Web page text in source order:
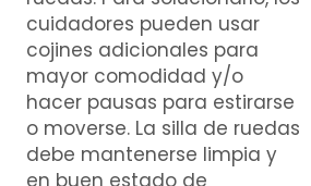
cuidadores pueden usar
cojines adicionales para
mayor comodidad y/o
hacer pausas para estirarse
o moverse. La silla de ruedas
debe mantenerse limpia y
en buen estado de